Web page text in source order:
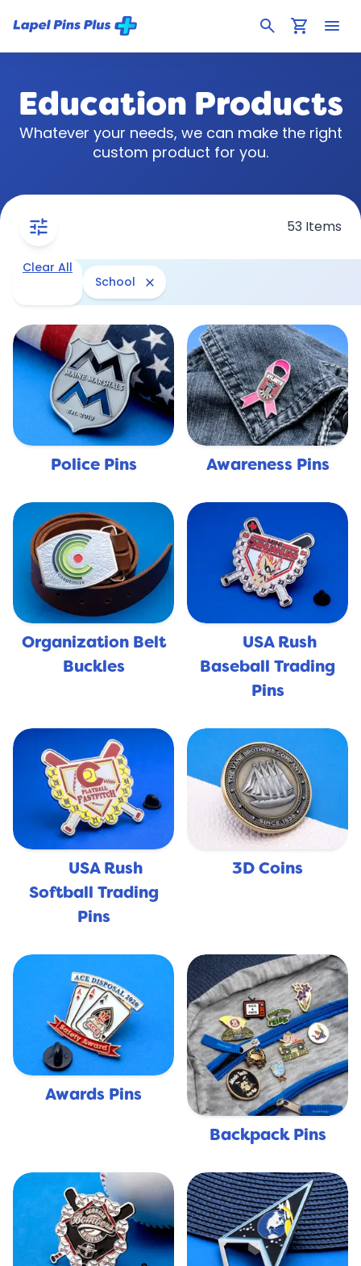
search shopping_cart menu
Education Products
Whatever your needs, we can make the right
custom product for you.
tune 53 Items
Clear All
School
close
Police Pins Awareness Pins
Organization Belt
Buckles
USA Rush
Baseball Trading
Pins
USA Rush
Softball Trading
Pins
3D Coins
Awards Pins
Backpack Pins